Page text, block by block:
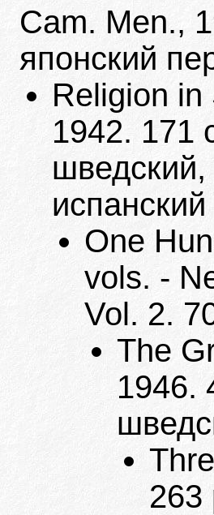
Cam. Men.,
японский
Religion in
1942. 171
шведский,
One
vols. -
Vol. 2.
The
1946.
263